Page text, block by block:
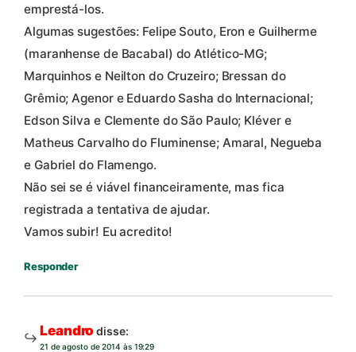
emprestá-los.
Algumas sugestões: Felipe Souto, Eron e Guilherme
(maranhense de Bacabal) do Atlético-MG;
Marquinhos e Neilton do Cruzeiro; Bressan do
Grêmio; Agenor e Eduardo Sasha do Internacional;
Edson Silva e Clemente do São Paulo; Kléver e
Matheus Carvalho do Fluminense; Amaral, Negueba
e Gabriel do Flamengo.
Não sei se é viável financeiramente, mas fica
registrada a tentativa de ajudar.
Vamos subir! Eu acredito!
Responder
Leandro disse:
21 de agosto de 2014 às 19:29